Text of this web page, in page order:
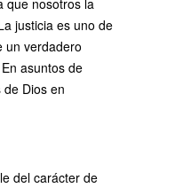
que nosotros la
justicia es uno de
un verdadero
asuntos de
Dios en
del carácter de